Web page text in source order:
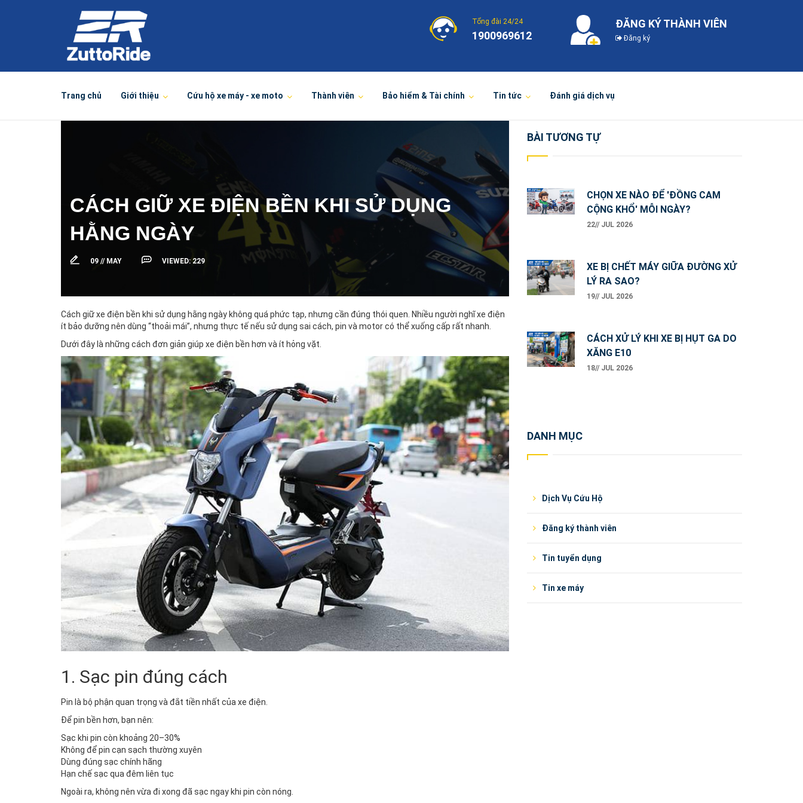
Tổng đài 24/24
1900969612
ĐĂNG KÝ THÀNH VIÊN
Đăng ký
Trang chủ Giới thiệu Cứu hộ xe máy - xe moto Thành viên Bảo hiểm & Tài chính Tin tức Đánh giá dịch vụ
CÁCH GIỮ XE ĐIỆN BỀN KHI SỬ DỤNG
HẰNG NGÀY
09 //MAY VIEWED: 229
Cách giữ xe điện bền khi sử dụng hằng ngày không quá phức tạp, nhưng cần đúng thói quen. Nhiều người nghĩ xe điện
ít bảo dưỡng nên dùng “thoải mái”, nhưng thực tế nếu sử dụng sai cách, pin và motor có thể xuống cấp rất nhanh.
Dưới đây là những cách đơn giản giúp xe điện bền hơn và ít hỏng vặt.
1. Sạc pin đúng cách
Pin là bộ phận quan trọng và đắt tiền nhất của xe điện.
Để pin bền hơn, bạn nên:
Sạc khi pin còn khoảng 20–30%
Không để pin cạn sạch thường xuyên
Dùng đúng sạc chính hãng
Hạn chế sạc qua đêm liên tục
Ngoài ra, không nên vừa đi xong đã sạc ngay khi pin còn nóng.
BÀI TƯƠNG TỰ
CHỌN XE NÀO ĐỂ 'ĐỒNG CAM
CỘNG KHỔ' MỖI NGÀY?
22// JUL 2026
XE BỊ CHẾT MÁY GIỮA ĐƯỜNG XỬ
LÝ RA SAO?
19// JUL 2026
CÁCH XỬ LÝ KHI XE BỊ HỤT GA DO
XĂNG E10
18// JUL 2026
DANH MỤC
Dịch Vụ Cứu Hộ
Đăng ký thành viên
Tin tuyển dụng
Tin xe máy